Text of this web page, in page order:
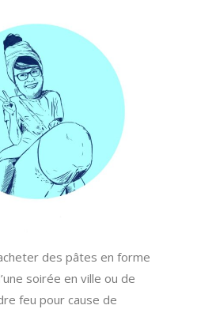
des pâtes en forme
soirée en ville ou de
feu pour cause de